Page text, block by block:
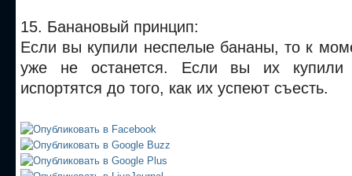
15. Банановый принцип:
Если вы купили неспелые бананы, то к
уже не останется. Если вы их купили
испортятся до того, как их успеют съесть.